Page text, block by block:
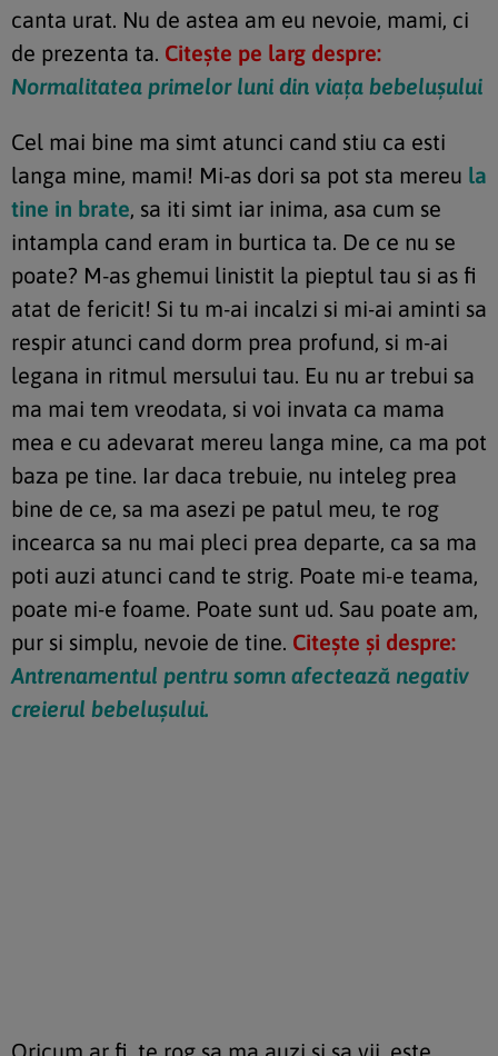
canta urat. Nu de astea am eu nevoie, mami, ci
de prezenta ta. Citește pe larg despre:
Normalitatea primelor luni din viața bebelușului
Cel mai bine ma simt atunci cand stiu ca esti
langa mine, mami! Mi-as dori sa pot sta mereu la
tine in brate, sa iti simt iar inima, asa cum se
intampla cand eram in burtica ta. De ce nu se
poate? M-as ghemui linistit la pieptul tau si as fi
atat de fericit! Si tu m-ai incalzi si mi-ai aminti sa
respir atunci cand dorm prea profund, si m-ai
legana in ritmul mersului tau. Eu nu ar trebui sa
ma mai tem vreodata, si voi invata ca mama
mea e cu adevarat mereu langa mine, ca ma pot
baza pe tine. Iar daca trebuie, nu inteleg prea
bine de ce, sa ma asezi pe patul meu, te rog
incearca sa nu mai pleci prea departe, ca sa ma
poti auzi atunci cand te strig. Poate mi-e teama,
poate mi-e foame. Poate sunt ud. Sau poate am,
pur si simplu, nevoie de tine. Citește și despre:
Antrenamentul pentru somn afectează negativ
creierul bebelușului.
Oricum ar fi, te rog sa ma auzi si sa vii, este